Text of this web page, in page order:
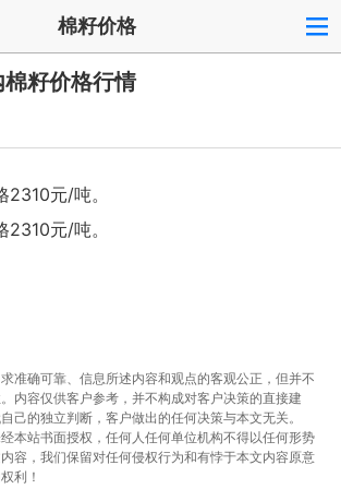
棉籽价格
籽价格行情
元/吨。
元/吨。
准确可靠、信息所述内容和观点的客观公正，但并不
内容仅供客户参考，并不构成对客户决策的直接建
己的独立判断，客户做出的任何决策与本文无关。
本站书面授权，任何人任何单位机构不得以任何形势
容，我们保留对任何侵权行为和有悖于本文内容原意
利！